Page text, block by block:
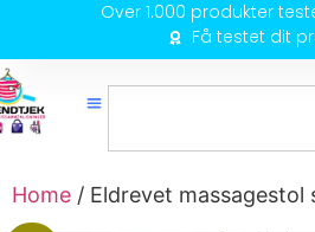
Over 1.000 produkter
Få testet dit
Home / Eldrevet